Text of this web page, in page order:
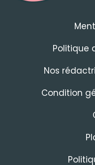
Politique
Nos
Condition